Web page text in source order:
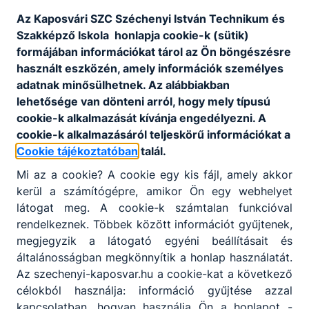
Szakács gyakorlat,
Gazdasági ismeretek
Osztályfőnök:
-
Fogadó óra:
-
Mester Ivett
Oktató
ismeretek,
Felszolgálás, Pincér
gyakorlat, IKT a
vendéglátásban,
Rendezvényszervezés
Az Kaposvári SZC Széchenyi István Technikum és
Szakképző Iskola honlapja cookie-k (sütik)
formájában információkat tárol az Ön böngészésre
használt eszközén, amely információk személyes
adatnak minősülhetnek. Az alábbiakban
lehetősége van dönteni arról, hogy mely típusú
cookie-k alkalmazását kívánja engedélyezni. A
cookie-k alkalmazásáról teljeskörű információkat a
Cookie tájékoztatóban talál.
Mi az a cookie? A cookie egy kis fájl, amely akkor
kerül a számítógépre, amikor Ön egy webhelyet
látogat meg. A cookie-k számtalan funkcióval
rendelkeznek. Többek között információt gyűjtenek,
megjegyzik a látogató egyéni beállításait és
általánosságban megkönnyítik a honlap használatát.
Az szechenyi-kaposvar.hu a cookie-kat a következő
célokból használja: információ gyűjtése azzal